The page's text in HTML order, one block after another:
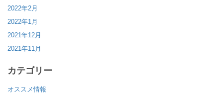
2022年2月
2022年1月
2021年12月
2021年11月
カテゴリー
オススメ情報